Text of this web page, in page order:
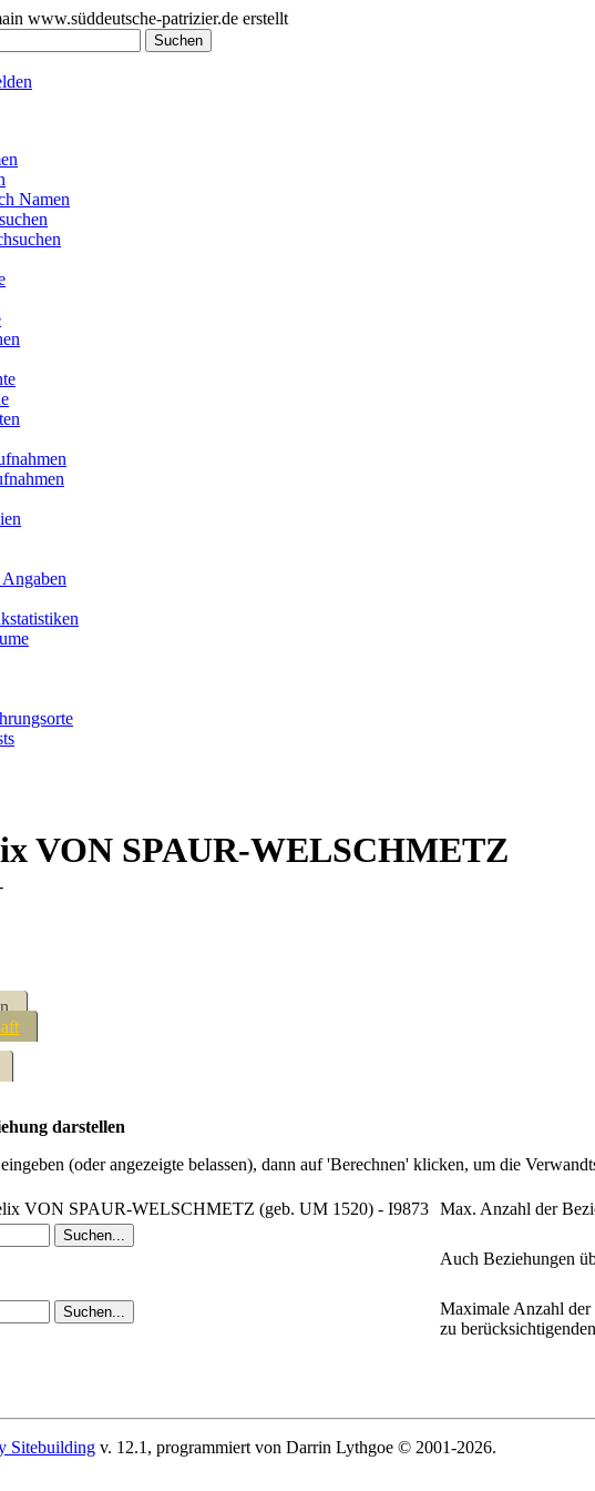
www.süddeutsche-patrizier.de erstellt
Namen
VON SPAUR-WELSCHMETZ
darstellen
(oder angezeigte belassen), dann auf 'Berechnen' klicken, um die
VON SPAUR-WELSCHMETZ (geb. UM 1520) - I9873 Max. Anzahl der
Auch Beziehungen
Maximale Anzahl der
zu
Sitebuilding v. 12.1, programmiert von Darrin Lythgoe © 2001-2026.